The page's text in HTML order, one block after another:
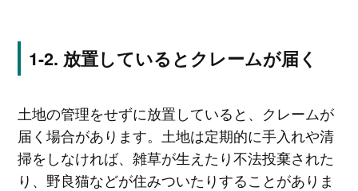
放置しているとクレームが届く
土地の管理をせずに放置していると、クレームが
届く場合があります。土地は定期的に手入れや清
掃をしなければ、雑草が生えたり不法投棄された
り、野良猫などが住みついたりすることがありま